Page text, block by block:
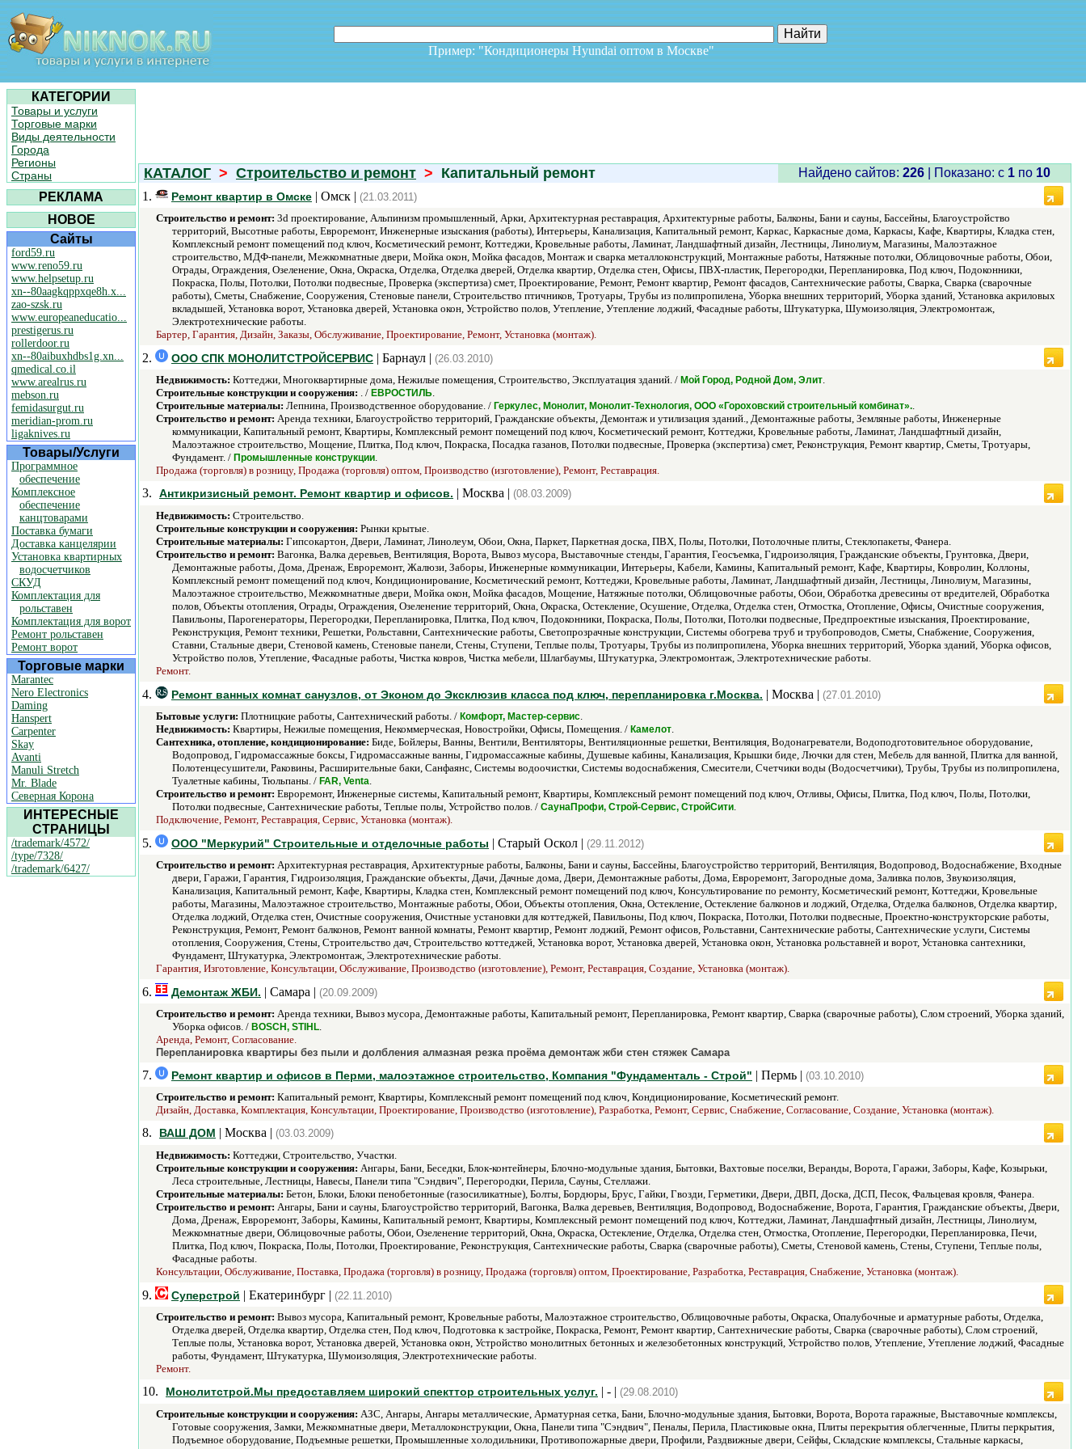
Пример: "Кондиционеры Hyundai оптом в Москве"
КАТЕГОРИИ
Товары и услуги
Торговые марки
Виды деятельности
Города
Регионы
Страны
РЕКЛАМА
НОВОЕ
Сайты
ford59.ru
www.reno59.ru
www.helpsetup.ru
xn--80aagkqppxqe8h.x...
zao-szsk.ru
www.europeaneducatio...
prestigerus.ru
rollerdoor.ru
xn--80aibuxhdbs1g.xn...
qmedical.co.il
www.arealrus.ru
mebson.ru
femidasurgut.ru
meridian-prom.ru
ligaknives.ru
Товары/Услуги
Программное
обеспечение
Комплексное
обеспечение
канцтоварами
Поставка бумаги
Доставка канцелярии
Установка квартирных
водосчетчиков
СКУД
Комплектация для
рольставен
Комплектация для ворот
Ремонт рольставен
Ремонт ворот
Торговые марки
Marantec
Nero Electronics
Daming
Hanspert
Carpenter
Skay
Avanti
Manuli Stretch
Mr. Blade
Северная Корона
ИНТЕРЕСНЫЕ
СТРАНИЦЫ
/trademark/4572/
/type/7328/
/trademark/6427/
КАТАЛОГ > Строительство и ремонт > Капитальный ремонт Найдено сайтов: 226 | Показано: c 1 по 10
1.
Ремонт квартир в Омске | Омск | (21.03.2011)
Строительство и ремонт: 3d проектирование, Альпинизм промышленный, Арки, Архитектурная реставрация, Архитектурные работы, Балконы, Бани и сауны, Бассейны, Благоустройство
территорий, Высотные работы, Евроремонт, Инженерные изыскания (работы), Интерьеры, Канализация, Капитальный ремонт, Каркас, Каркасные дома, Каркасы, Кафе, Квартиры, Кладка стен,
Комплексный ремонт помещений под ключ, Косметический ремонт, Коттеджи, Кровельные работы, Ламинат, Ландшафтный дизайн, Лестницы, Линолиум, Магазины, Малоэтажное
строительство, МДФ-панели, Межкомнатные двери, Мойка окон, Мойка фасадов, Монтаж и сварка металлоконструкций, Монтажные работы, Натяжные потолки, Облицовочные работы, Обои,
Ограды, Ограждения, Озеленение, Окна, Окраска, Отделка, Отделка дверей, Отделка квартир, Отделка стен, Офисы, ПВХ-пластик, Перегородки, Перепланировка, Под ключ, Подоконники,
Покраска, Полы, Потолки, Потолки подвесные, Проверка (экспертиза) смет, Проектирование, Ремонт, Ремонт квартир, Ремонт фасадов, Сантехнические работы, Сварка, Сварка (сварочные
работы), Сметы, Снабжение, Сооружения, Стеновые панели, Строительство птичников, Тротуары, Трубы из полипропилена, Уборка внешних территорий, Уборка зданий, Установка акриловых
вкладышей, Установка ворот, Установка дверей, Установка окон, Устройство полов, Утепление, Утепление лоджий, Фасадные работы, Штукатурка, Шумоизоляция, Электромонтаж,
Электротехнические работы.
Бартер, Гарантия, Дизайн, Заказы, Обслуживание, Проектирование, Ремонт, Установка (монтаж).
2. ООО СПК МОНОЛИТСТРОЙСЕРВИС | Барнаул | (26.03.2010)
Недвижимость: Коттеджи, Многоквартирные дома, Нежилые помещения, Строительство, Эксплуатация зданий. / Мой Город, Родной Дом, Элит.
Строительные конструкции и сооружения: . / ЕВРОСТИЛЬ.
Строительные материалы: Лепнина, Производственное оборудование. / Геркулес, Монолит, Монолит-Технология, ООО «Гороховский строительный комбинат»..
Строительство и ремонт: Аренда техники, Благоустройство территорий, Гражданские объекты, Демонтаж и утилизация зданий., Демонтажные работы, Земляные работы, Инженерные
коммуникации, Капитальный ремонт, Квартиры, Комплексный ремонт помещений под ключ, Косметический ремонт, Коттеджи, Кровельные работы, Ламинат, Ландшафтный дизайн,
Малоэтажное строительство, Мощение, Плитка, Под ключ, Покраска, Посадка газанов, Потолки подвесные, Проверка (экспертиза) смет, Реконструкция, Ремонт квартир, Сметы, Тротуары,
Фундамент. / Промышленные конструкции.
Продажа (торговля) в розницу, Продажа (торговля) оптом, Производство (изготовление), Ремонт, Реставрация.
3. Антикризисный ремонт. Ремонт квартир и офисов. | Москва | (08.03.2009)
Недвижимость: Строительство.
Строительные конструкции и сооружения: Рынки крытые.
Строительные материалы: Гипсокартон, Двери, Ламинат, Линолеум, Обои, Окна, Паркет, Паркетная доска, ПВХ, Полы, Потолки, Потолочные плиты, Стеклопакеты, Фанера.
Строительство и ремонт: Вагонка, Валка деревьев, Вентиляция, Ворота, Вывоз мусора, Выставочные стенды, Гарантия, Геосъемка, Гидроизоляция, Гражданские объекты, Грунтовка, Двери,
Демонтажные работы, Дома, Дренаж, Евроремонт, Жалюзи, Заборы, Инженерные коммуникации, Интерьеры, Кабели, Камины, Капитальный ремонт, Кафе, Квартиры, Ковролин, Коллоны,
Комплексный ремонт помещений под ключ, Кондиционирование, Косметический ремонт, Коттеджи, Кровельные работы, Ламинат, Ландшафтный дизайн, Лестницы, Линолиум, Магазины,
Малоэтажное строительство, Межкомнатные двери, Мойка окон, Мойка фасадов, Мощение, Натяжные потолки, Облицовочные работы, Обои, Обработка древесины от вредителей, Обработка
полов, Объекты отопления, Ограды, Ограждения, Озеленение территорий, Окна, Окраска, Остекление, Осушение, Отделка, Отделка стен, Отмостка, Отопление, Офисы, Очистные сооружения,
Павильоны, Парогенераторы, Перегородки, Перепланировка, Плитка, Под ключ, Подоконники, Покраска, Полы, Потолки, Потолки подвесные, Предпроектные изыскания, Проектирование,
Реконструкция, Ремонт техники, Решетки, Рольставни, Сантехнические работы, Светопрозрачные конструкции, Системы обогрева труб и трубопроводов, Сметы, Снабжение, Сооружения,
Ставни, Стальные двери, Стеновой камень, Стеновые панели, Стены, Ступени, Теплые полы, Тротуары, Трубы из полипропилена, Уборка внешних территорий, Уборка зданий, Уборка офисов,
Устройство полов, Утепление, Фасадные работы, Чистка ковров, Чистка мебели, Шлагбаумы, Штукатурка, Электромонтаж, Электротехнические работы.
Ремонт.
4. Ремонт ванных комнат санузлов, от Эконом до Эксклюзив класса под ключ, перепланировка г.Москва. | Москва | (27.01.2010)
Бытовые услуги: Плотницкие работы, Сантехнический работы. / Комфорт, Мастер-сервис.
Недвижимость: Квартиры, Нежилые помещения, Некоммерческая, Новостройки, Офисы, Помещения. / Камелот.
Сантехника, отопление, кондиционирование: Биде, Бойлеры, Ванны, Вентили, Вентиляторы, Вентиляционные решетки, Вентиляция, Водонагреватели, Водоподготовительное оборудование,
Водопровод, Гидромассажные боксы, Гидромассажные ванны, Гидромассажные кабины, Душевые кабины, Канализация, Крышки биде, Лючки для стен, Мебель для ванной, Плитка для ванной,
Полотенцесушители, Раковины, Расширительные баки, Санфаянс, Системы водоочистки, Системы водоснабжения, Смесители, Счетчики воды (Водосчетчики), Трубы, Трубы из полипропилена,
Туалетные кабины, Тюльпаны. / FAR, Venta.
Строительство и ремонт: Евроремонт, Инженерные системы, Капитальный ремонт, Квартиры, Комплексный ремонт помещений под ключ, Отливы, Офисы, Плитка, Под ключ, Полы, Потолки,
Потолки подвесные, Сантехнические работы, Теплые полы, Устройство полов. / СаунаПрофи, Строй-Сервис, СтройСити.
Подключение, Ремонт, Реставрация, Сервис, Установка (монтаж).
5. ООО "Меркурий" Строительные и отделочные работы | Старый Оскол | (29.11.2012)
Строительство и ремонт: Архитектурная реставрация, Архитектурные работы, Балконы, Бани и сауны, Бассейны, Благоустройство территорий, Вентиляция, Водопровод, Водоснабжение, Входные
двери, Гаражи, Гарантия, Гидроизоляция, Гражданские объекты, Дачи, Дачные дома, Двери, Демонтажные работы, Дома, Евроремонт, Загородные дома, Заливка полов, Звукоизоляция,
Канализация, Капитальный ремонт, Кафе, Квартиры, Кладка стен, Комплексный ремонт помещений под ключ, Консультирование по ремонту, Косметический ремонт, Коттеджи, Кровельные
работы, Магазины, Малоэтажное строительство, Монтажные работы, Обои, Объекты отопления, Окна, Остекление, Остекление балконов и лоджий, Отделка, Отделка балконов, Отделка квартир,
Отделка лоджий, Отделка стен, Очистные сооружения, Очистные установки для коттеджей, Павильоны, Под ключ, Покраска, Потолки, Потолки подвесные, Проектно-конструкторские работы,
Реконструкция, Ремонт, Ремонт балконов, Ремонт ванной комнаты, Ремонт квартир, Ремонт лоджий, Ремонт офисов, Рольставни, Сантехнические работы, Сантехнические услуги, Системы
отопления, Сооружения, Стены, Строительство дач, Строительство коттеджей, Установка ворот, Установка дверей, Установка окон, Установка рольставней и ворот, Установка сантехники,
Фундамент, Штукатурка, Электромонтаж, Электротехнические работы.
Гарантия, Изготовление, Консультации, Обслуживание, Производство (изготовление), Ремонт, Реставрация, Создание, Установка (монтаж).
6. Демонтаж ЖБИ. | Самара | (20.09.2009)
Строительство и ремонт: Аренда техники, Вывоз мусора, Демонтажные работы, Капитальный ремонт, Перепланировка, Ремонт квартир, Сварка (сварочные работы), Слом строений, Уборка зданий,
Уборка офисов. / BOSCH, STIHL.
Аренда, Ремонт, Согласование.
Перепланировка квартиры без пыли и долбления алмазная резка проёма демонтаж жби стен стяжек Самара
7. Ремонт квартир и офисов в Перми, малоэтажное строительство, Компания "Фундаменталь - Строй" | Пермь | (03.10.2010)
Строительство и ремонт: Капитальный ремонт, Квартиры, Комплексный ремонт помещений под ключ, Кондиционирование, Косметический ремонт.
Дизайн, Доставка, Комплектация, Консультации, Проектирование, Производство (изготовление), Разработка, Ремонт, Сервис, Снабжение, Согласование, Создание, Установка (монтаж).
8. ВАШ ДОМ | Москва | (03.03.2009)
Недвижимость: Коттеджи, Строительство, Участки.
Строительные конструкции и сооружения: Ангары, Бани, Беседки, Блок-контейнеры, Блочно-модульные здания, Бытовки, Вахтовые поселки, Веранды, Ворота, Гаражи, Заборы, Кафе, Козырьки,
Леса строительные, Лестницы, Навесы, Панели типа "Сэндвич", Перегородки, Перила, Сауны, Стеллажи.
Строительные материалы: Бетон, Блоки, Блоки пенобетонные (газосиликатные), Болты, Бордюры, Брус, Гайки, Гвозди, Герметики, Двери, ДВП, Доска, ДСП, Песок, Фальцевая кровля, Фанера.
Строительство и ремонт: Ангары, Бани и сауны, Благоустройство территорий, Вагонка, Валка деревьев, Вентиляция, Водопровод, Водоснабжение, Ворота, Гарантия, Гражданские объекты, Двери,
Дома, Дренаж, Евроремонт, Заборы, Камины, Капитальный ремонт, Квартиры, Комплексный ремонт помещений под ключ, Коттеджи, Ламинат, Ландшафтный дизайн, Лестницы, Линолиум,
Межкомнатные двери, Облицовочные работы, Обои, Озеленение территорий, Окна, Окраска, Остекление, Отделка, Отделка стен, Отмостка, Отопление, Перегородки, Перепланировка, Печи,
Плитка, Под ключ, Покраска, Полы, Потолки, Проектирование, Реконструкция, Сантехнические работы, Сварка (сварочные работы), Сметы, Стеновой камень, Стены, Ступени, Теплые полы,
Фасадные работы.
Консультации, Обслуживание, Поставка, Продажа (торговля) в розницу, Продажа (торговля) оптом, Проектирование, Разработка, Реставрация, Снабжение, Установка (монтаж).
9. Суперстрой | Екатеринбург | (22.11.2010)
Строительство и ремонт: Вывоз мусора, Капитальный ремонт, Кровельные работы, Малоэтажное строительство, Облицовочные работы, Окраска, Опалубочные и арматурные работы, Отделка,
Отделка дверей, Отделка квартир, Отделка стен, Под ключ, Подготовка к застройке, Покраска, Ремонт, Ремонт квартир, Сантехнические работы, Сварка (сварочные работы), Слом строений,
Теплые полы, Установка ворот, Установка дверей, Установка окон, Устройство монолитных бетонных и железобетонных конструкций, Устройство полов, Утепление, Утепление лоджий, Фасадные
работы, Фундамент, Штукатурка, Шумоизоляция, Электротехнические работы.
Ремонт.
10. Монолитстрой.Мы предоставляем широкий спекттор строительных услуг. | - | (29.08.2010)
Строительные конструкции и сооружения: АЗС, Ангары, Ангары металлические, Арматурная сетка, Бани, Блочно-модульные здания, Бытовки, Ворота, Ворота гаражные, Выставочные комплексы,
Готовые сооружения, Замки, Межкомнатные двери, Металлоконструкции, Окна, Панели типа "Сэндвич", Пеналы, Перила, Пластиковые окна, Плиты перекрытия облегченные, Плиты перкрытия,
Подъемное оборудование, Подъемные решетки, Промышленные холодильники, Противопожарные двери, Профили, Раздвижные двери, Сейфы, Складские комплексы, Стальные каркасы,